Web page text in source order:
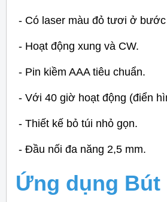
- Có laser màu đỏ tươi ở bước
- Hoạt động xung và CW.
- Pin kiềm AAA tiêu chuẩn.
- Với 40 giờ hoạt động (điển
- Thiết kế bỏ túi nhỏ gọn.
- Đầu nối đa năng 2,5 mm.
Ứng dụng Bút